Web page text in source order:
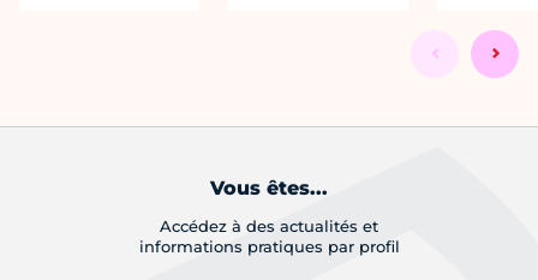
Vous êtes...
Accédez à des actualités et
informations pratiques par profil